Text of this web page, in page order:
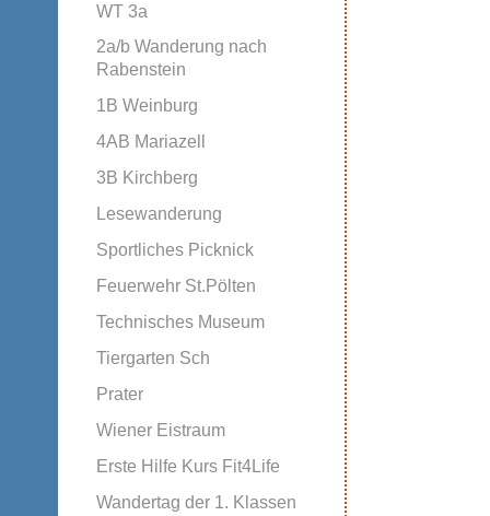
WT 3a
2a/b Wanderung nach
Rabenstein
1B Weinburg
4AB Mariazell
3B Kirchberg
Lesewanderung
Sportliches Picknick
Feuerwehr St.Pölten
Technisches Museum
Tiergarten Sch
Prater
Wiener Eistraum
Erste Hilfe Kurs Fit4Life
Wandertag der 1. Klassen